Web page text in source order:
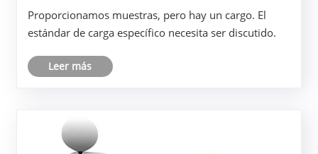
Proporcionamos muestras, pero hay un cargo. El
estándar de carga específico necesita ser discutido.
Leer más